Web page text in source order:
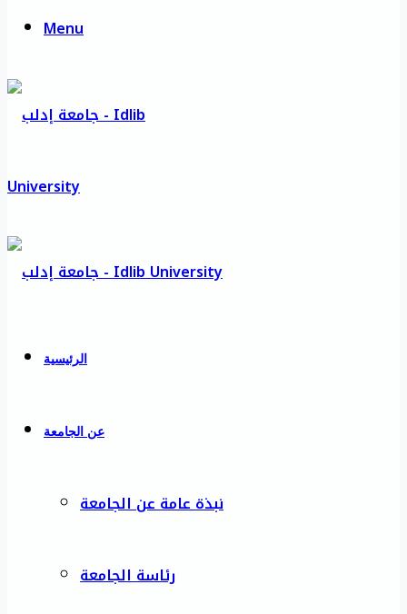
Menu
الرئيسية
عن الجامعة
نبذة عامة عن الجامعة
رئاسة الجامعة